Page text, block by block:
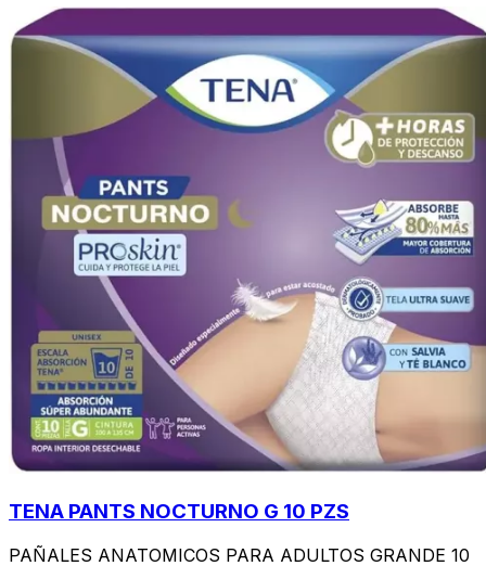
TENA PANTS NOCTURNO G 10 PZS
PAÑALES ANATOMICOS PARA ADULTOS GRANDE 10